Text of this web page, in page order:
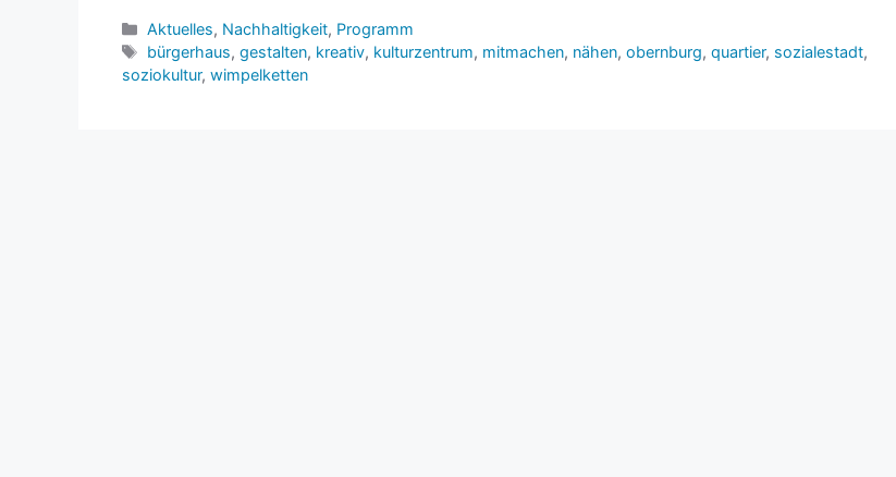
Kategorien
Aktuelles, Nachhaltigkeit, Programm
Schlagwörter
bürgerhaus,gestalten, kreativ, kulturzentrum, mitmachen, nähen,obernburg,quartier, sozialestadt,
soziokultur, wimpelketten